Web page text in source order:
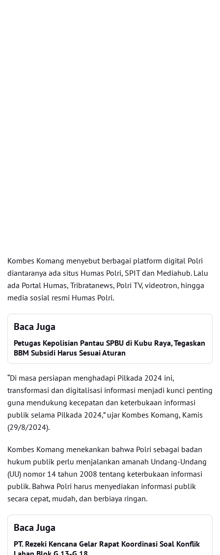
Kombes Komang menyebut berbagai platform digital Polri
diantaranya ada situs Humas Polri, SPIT dan Mediahub. Lalu
ada Portal Humas, Tribratanews, Polri TV, videotron, hingga
media sosial resmi Humas Polri.
Baca Juga
Petugas Kepolisian Pantau SPBU di Kubu Raya, Tegaskan
BBM Subsidi Harus Sesuai Aturan
“Di masa persiapan menghadapi Pilkada 2024 ini,
transformasi dan digitalisasi informasi menjadi kunci penting
guna mendukung kecepatan dan keterbukaan informasi
publik selama Pilkada 2024,” ujar Kombes Komang, Kamis
(29/8/2024).
Kombes Komang menekankan bahwa Polri sebagai badan
hukum publik perlu menjalankan amanah Undang-Undang
(UU) nomor 14 tahun 2008 tentang keterbukaan informasi
publik. Bahwa Polri harus menyediakan informasi publik
secara cepat, mudah, dan berbiaya ringan.
Baca Juga
PT. Rezeki Kencana Gelar Rapat Koordinasi Soal Konflik